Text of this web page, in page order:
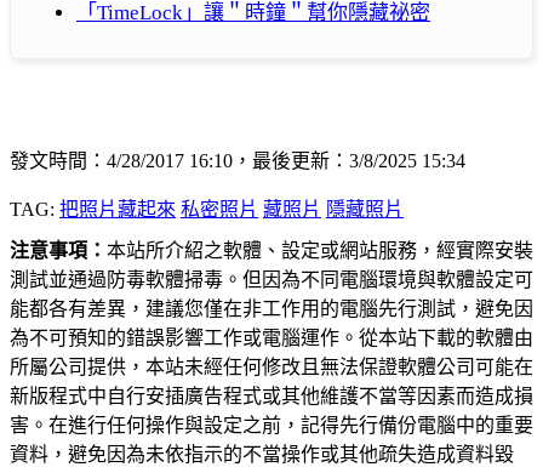
「TimeLock」讓＂時鐘＂幫你隱藏祕密
發文時間：4/28/2017 16:10，最後更新：3/8/2025 15:34
TAG: 把照片藏起來 私密照片 藏照片 隱藏照片
注意事項： 本站所介紹之軟體、設定或網站服務，經實際安裝
測試並通過防毒軟體掃毒。但因為不同電腦環境與軟體設定可
能都各有差異，建議您僅在非工作用的電腦先行測試，避免因
為不可預知的錯誤影響工作或電腦運作。從本站下載的軟體由
所屬公司提供，本站未經任何修改且無法保證軟體公司可能在
新版程式中自行安插廣告程式或其他維護不當等因素而造成損
害。在進行任何操作與設定之前，記得先行備份電腦中的重要
資料，避免因為未依指示的不當操作或其他疏失造成資料毀